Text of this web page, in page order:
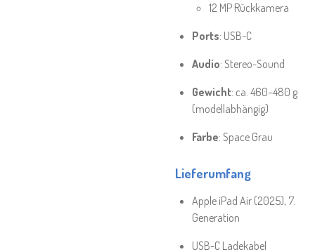
12 MP Rückkamera
Ports: USB-C
Audio: Stereo-Sound
Gewicht: ca. 460–480 g
(modellabhängig)
Farbe: Space Grau
Lieferumfang
Apple iPad Air (2025), 7.
Generation
USB-C Ladekabel